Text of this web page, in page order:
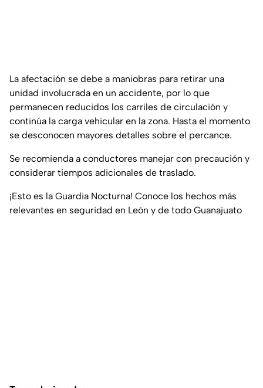
La afectación se debe a maniobras para retirar una
unidad involucrada en un accidente, por lo que
permanecen reducidos los carriles de circulación y
continúa la carga vehicular en la zona. Hasta el momento
se desconocen mayores detalles sobre el percance.
Se recomienda a conductores manejar con precaución y
considerar tiempos adicionales de traslado.
¡Esto es la Guardia Nocturna! Conoce los hechos más
relevantes en seguridad en León y de todo Guanajuato